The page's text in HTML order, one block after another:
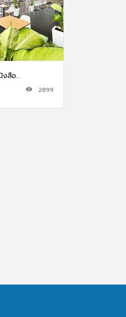
งสือ...
2899